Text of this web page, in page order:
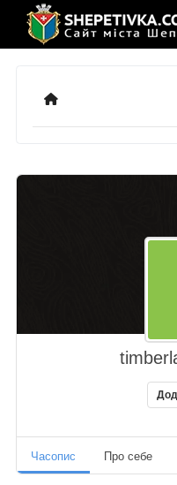
Додому
Часопис Про себе